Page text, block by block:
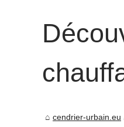
cendrier-urbain.eu